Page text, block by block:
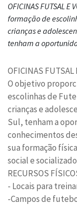
OFICINAS FUTSAL
formação de
crianças e
tenham a
OFICINAS FUTSAL
O objetivo
escolinhas de
crianças e
Sul, tenham a
conhecimentos
sua formação
social e
RECURSOS
- Locais para
-Campos de